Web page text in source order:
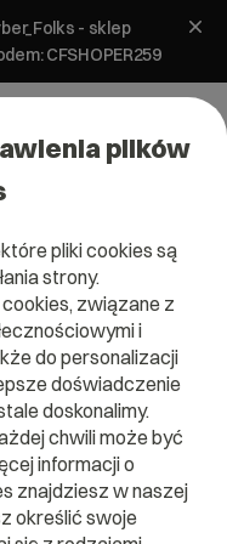
- sklep
CFSHOPER259
słowniku.
dokładnie jestDeploy
plików
pliki cookies są
strony.
związane z
i
do personalizacji
doświadczenie
doskonalimy.
chwili może być
informacji o
znajdziesz w naszej
określić swoje